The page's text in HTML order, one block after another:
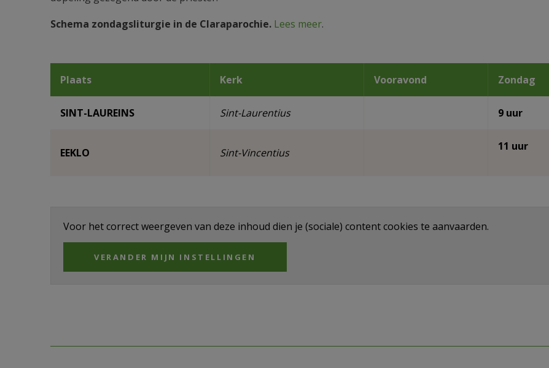
Schema zondagsliturgie in de Claraparochie. Lees meer.
Plaats Kerk Vooravond Zondag
SINT-LAUREINS Sint-Laurentius 9 uur
EEKLO Sint-Vincentius 11 uur
Voor het correct weergeven van deze inhoud dien je (sociale) content cookies te aanvaarden.
VERANDER MIJN INSTELLINGEN